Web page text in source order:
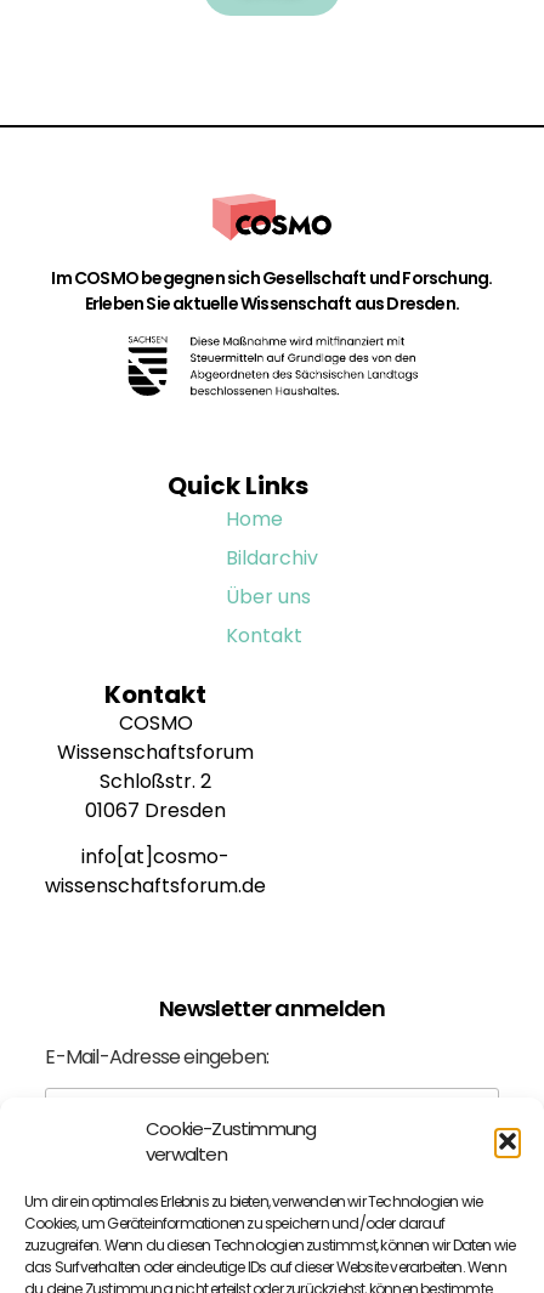
Cookie-Zustimmung
verwalten
Um dir ein optimales Erlebnis zu bieten, verwenden wir Technologien wie
Cookies, um Geräteinformationen zu speichern und/oder darauf
zuzugreifen. Wenn du diesen Technologien zustimmst, können wir Daten wie
das Surfverhalten oder eindeutige IDs auf dieser Website verarbeiten. Wenn
du deine Zustimmung nicht erteilst oder zurückziehst, können bestimmte
Im COSMO begegnen sich Gesellschaft und Forschung.
Erleben Sie aktuelle Wissenschaft aus Dresden.
Quick Links
Home
Bildarchiv
Über uns
Kontakt
Kontakt
COSMO
Wissenschaftsforum
Schloßstr. 2
01067 Dresden
info[at]cosmo-
wissenschaftsforum.de
Newsletter anmelden
E-Mail-Adresse eingeben:
Ich bin mit derDatenschutzerklärung
einverstanden.